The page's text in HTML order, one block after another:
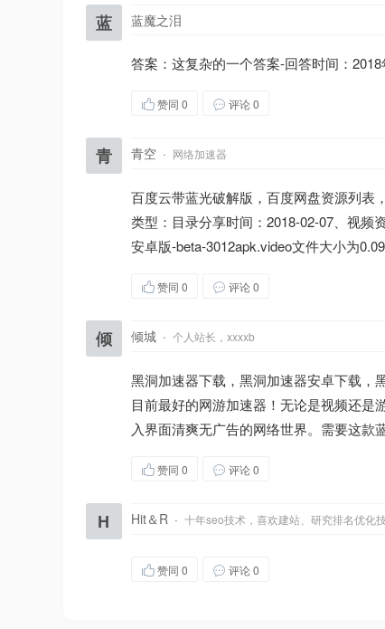
蓝 蓝魔之泪
答案：这复杂的一个答案-回答时间：
赞同 0 评论 0
青 青空 · 网络加速器
百度云带蓝光破解版，百度网盘资源列表
类型：目录分享时间：2018-02-07、视频
安卓版-beta-3012apk.video文件大小为
赞同 0 评论 0
倾 倾城 · 个人站长，xxxxb
黑洞加速器下载，黑洞加速器安卓下载，
目前最好的网游加速器！无论是视频还
入界面清爽无广告的网络世界。需要这款
赞同 0 评论 0
H Hit＆R · 十年seo技术，喜欢建站、研究排名优化
赞同 0 评论 0